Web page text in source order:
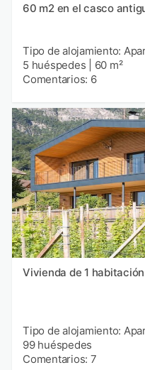
60 m2 en el casco
Tipo de alojamiento:
5 huéspedes
60 m²
Comentarios: 6
Vivienda de 1 habitación
Tipo de alojamiento:
99 huéspedes
Comentarios: 7